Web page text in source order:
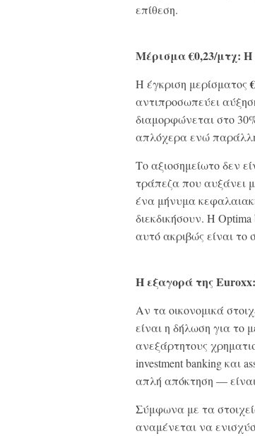
επίθεση.
Μέρισμα €0,23/μτχ: Η
Η έγκριση μερίσματος
αντιπροσωπεύει
διαμορφώνεται στο
απλόχερα ενώ
Το αξιοσημείωτο δεν
τράπεζα που αυξάνει
ένα μήνυμα
διεκδικήσουν. Η
αυτό ακριβώς είναι το
Η εξαγορά της
Αν τα οικονομικά
είναι η δήλωση για το
ανεξάρτητους
investment banking και
απλή απόκτηση —
Σύμφωνα με τα
αναμένεται να